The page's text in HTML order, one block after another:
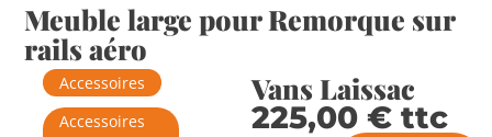
Meuble large pour Remorque sur
rails aéro
Accessoires
Accessoires
Vans Laissac
225,00 €ttc